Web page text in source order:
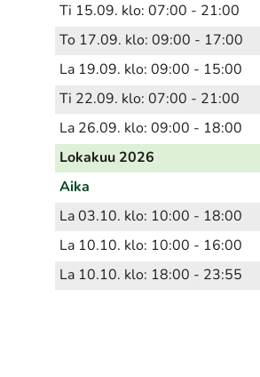
Ti 15.09. klo: 07:00 - 21:00
To 17.09. klo: 09:00 - 17:00
La 19.09. klo: 09:00 - 15:00
Ti 22.09. klo: 07:00 - 21:00
La 26.09. klo: 09:00 - 18:00
Lokakuu 2026
Aika
La 03.10. klo: 10:00 - 18:00
La 10.10. klo: 10:00 - 16:00
La 10.10. klo: 18:00 - 23:55